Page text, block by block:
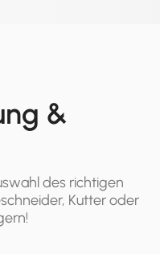
&
des richtigen
Kutter oder